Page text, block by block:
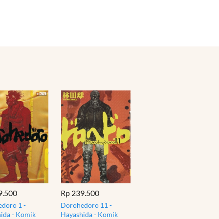
1 -
- Komik
Rp 239.500
Dorohedoro 11 -
Hayashida - Komik